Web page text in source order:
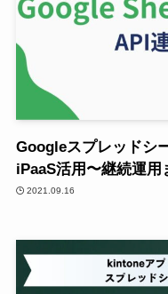
Googleスプレッドシ
iPaaS活用〜継続運用
2021.09.16